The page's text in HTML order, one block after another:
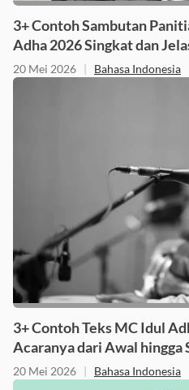
3+ Contoh Sambutan
Adha 2026 Singkat dan
20 Mei 2026 | Bahasa Indonesia
3+ Contoh Teks MC Idul
Acaranya dari Awal hingga
20 Mei 2026 | Bahasa Indonesia